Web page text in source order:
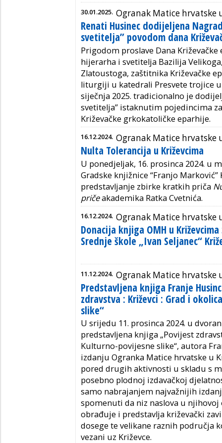
30.01.2025. Ogranak Matice hrvatske
Renati Husinec dodijeljena
svetitelja” povodom dana
Prigodom proslave Dana
hijerarha i svetitelja Bazilija
Zlatoustoga, zaštitnika Križevačke
liturgiji u katedrali Presvete trojice
siječnja 2025. tradicionalno je
svetitelja” istaknutim pojedincima
Križevačke grkokatoličke eparhije.
16.12.2024. Ogranak Matice hrvatske
Nulta Tolerancija u Križevcima
U ponedjeljak, 16. prosinca 2024. u
Gradske knjižnice “Franjo
predstavljanje zbirke kratkih priča
pričeakademika Ratka Cvetnića.
16.12.2024. Ogranak Matice hrvatske
Donacija knjiga OMH u
Srednje škole „Ivan Seljanec“
11.12.2024. Ogranak Matice hrvatske
Predstavljena knjiga Franje
zdravstva : Križevci : Grad i
slike“
U srijedu 11. prosinca 2024. u
predstavljena knjiga „Povijest
Kulturno-povijesne slike“, autora
izdanju Ogranka Matice hrvatske u
pored drugih aktivnosti u skladu s
posebno plodnoj izdavačkoj
samo nabrajanjem najvažnijih
spomenuti da niz naslova u
obrađuje i predstavlja križevački
dosege te velikane raznih područja
vezani uz Križevce.